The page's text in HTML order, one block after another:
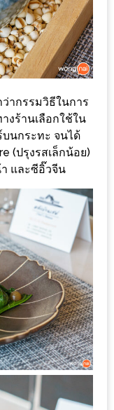
ากรรมวิธีในการ
งร้านเลือกใช้ใน
บนกระทะ จนได้
(ปรุงรสเล็กน้อย)
และซีอิ๊วจีน